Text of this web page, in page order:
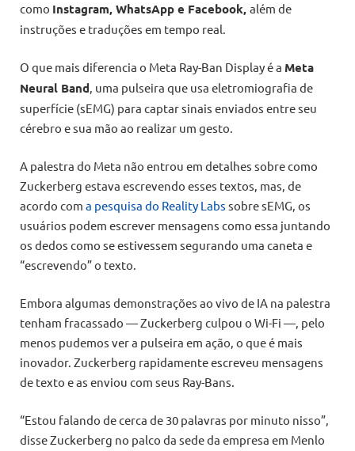
como Instagram, WhatsApp e Facebook, além de
instruções e traduções em tempo real.
O que mais diferencia o Meta Ray-Ban Display é a Meta
Neural Band, uma pulseira que usa eletromiografia de
superfície (sEMG) para captar sinais enviados entre seu
cérebro e sua mão ao realizar um gesto.
A palestra do Meta não entrou em detalhes sobre como
Zuckerberg estava escrevendo esses textos, mas, de
acordo com a pesquisa do Reality Labs sobre sEMG, os
usuários podem escrever mensagens como essa juntando
os dedos como se estivessem segurando uma caneta e
“escrevendo” o texto.
Embora algumas demonstrações ao vivo de IA na palestra
tenham fracassado — Zuckerberg culpou o Wi-Fi —, pelo
menos pudemos ver a pulseira em ação, o que é mais
inovador. Zuckerberg rapidamente escreveu mensagens
de texto e as enviou com seus Ray-Bans.
“Estou falando de cerca de 30 palavras por minuto nisso”,
disse Zuckerberg no palco da sede da empresa em Menlo